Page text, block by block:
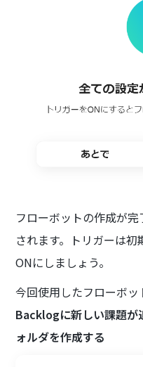
フローボットの作成が
されます。トリガーは初
ONにしましょう。
今回使用したフローボッ
Backlogに新しい課題が
ォルダを作成する